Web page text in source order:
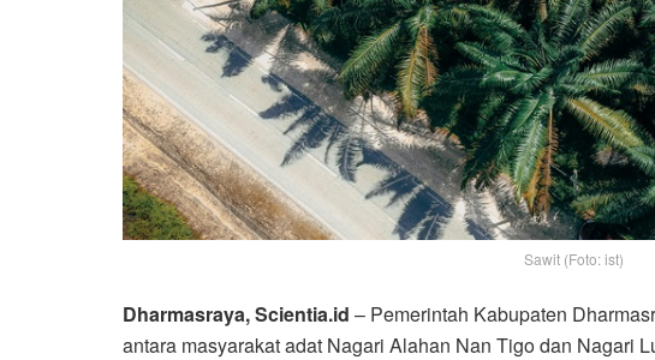
Sawit (Foto: ist)
Dharmasraya, Scientia.id – Pemerintah Kabupaten
antara masyarakat adat Nagari Alahan Nan Tigo dan Nagari